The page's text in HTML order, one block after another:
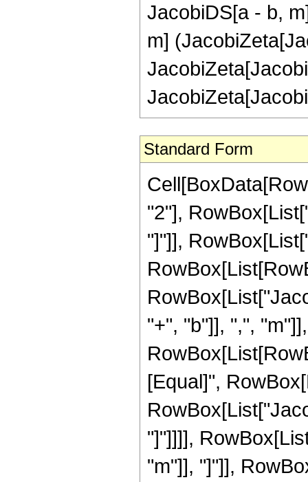
JacobiDS[a - b,
m]
Standard Form
"2"],
"]"]],
"+", "b"]], ",",
[Equal]",
"]"]]]],
"m"]], "]"]],